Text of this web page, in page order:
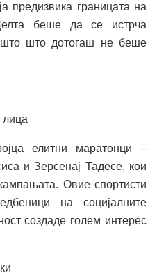
предизвика границата на
беше да се истрча
што дотогаш не беше
лица
елитни маратонци –
и Зерсенај Тадесе, кои
Овие спортисти
на социјалните
создаде голем интерес